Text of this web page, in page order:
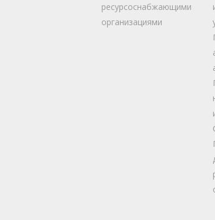
ресурсоснабжающими
организациями